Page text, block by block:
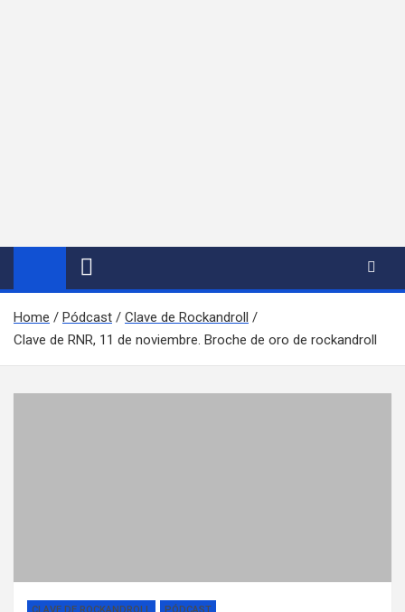
Home Pódcast
Clave de Rockandroll
Clave de RNR, 11 de noviembre. Broche de oro de rockandroll